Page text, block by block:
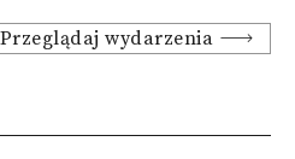
Przeglądaj wydarzenia